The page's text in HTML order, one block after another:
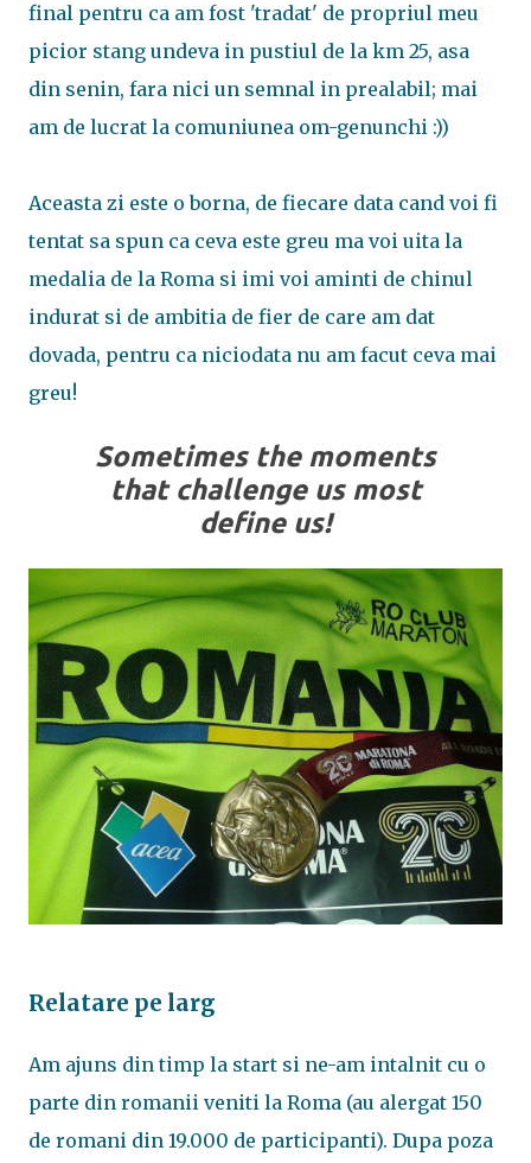
final pentru ca am fost 'tradat' de propriul meu
picior stang undeva in pustiul de la km 25, asa
din senin, fara nici un semnal in prealabil; mai
am de lucrat la comuniunea om-genunchi :))
Aceasta zi este o borna, de fiecare data cand voi fi
tentat sa spun ca ceva este greu ma voi uita la
medalia de la Roma si imi voi aminti de chinul
indurat si de ambitia de fier de care am dat
dovada, pentru ca niciodata nu am facut ceva mai
greu!
Sometimes the moments
that challenge us most
define us!
Relatare pe larg
Am ajuns din timp la start si ne-am intalnit cu o
parte din romanii veniti la Roma (au alergat 150
de romani din 19.000 de participanti). Dupa poza